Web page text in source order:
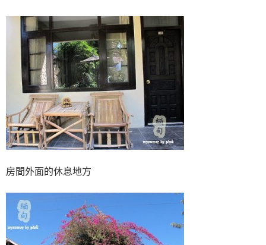
房間外面的休息地方